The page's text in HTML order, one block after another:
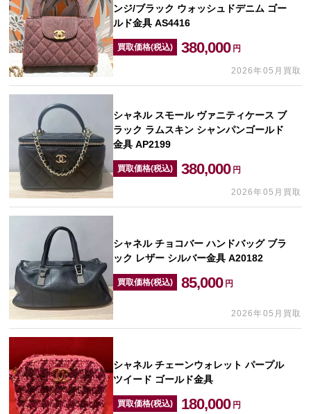
ンジ/ブラック ウォッシュドデニム ゴー
ルド金具 AS4416
買取価格(税込) 380,000 円
2026年05月買取
シャネル スモール ヴァニティケース ブ
ラック ラムスキン シャンパンゴールド
金具 AP2199
買取価格(税込) 380,000 円
2026年05月買取
シャネル チョコバー ハンドバッグ ブラ
ック レザー シルバー金具 A20182
買取価格(税込) 85,000 円
2026年05月買取
シャネル チェーンウォレット パープル
ツイード ゴールド金具
買取価格(税込) 180,000 円